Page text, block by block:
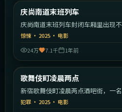
最新
庆尚南道末班列车
庆尚南道末班列车封闭车厢里出现
塌。
惊悚 · 2025 · 电影
24万
7.1千 1年前
最新
歌舞伎町凌晨两点
新宿歌舞伎町凌晨两点酒吧街，一
斗争。
犯罪 · 2025 · 电影